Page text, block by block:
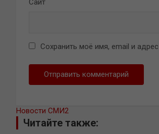
Сайт
Сохранить моё имя, email и
Новости СМИ2
Читайте также: